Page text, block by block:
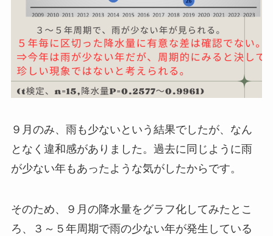
９月のみ、雨も少ないという結果でしたが、なん
となく違和感がありました。過去に同じように雨
が少ない年もあったような気がしたからです。
そのため、９月の降水量をグラフ化してみたとこ
ろ、３～５年周期で雨の少ない年が発生している